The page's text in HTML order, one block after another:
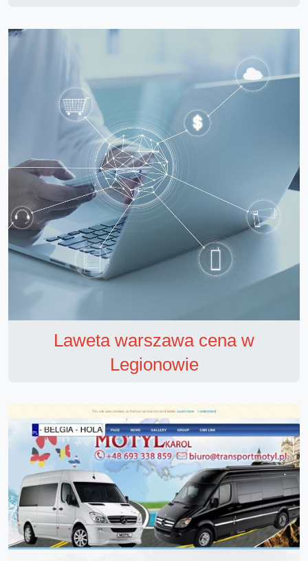
Laweta warszawa cena w
Legionowie